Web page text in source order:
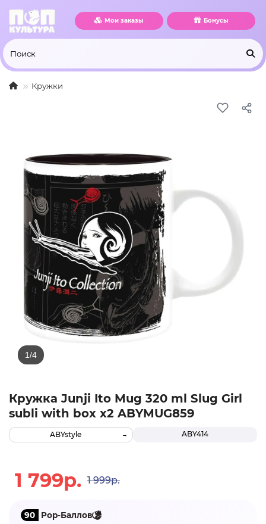
Мои заказы Бонусы
Кружки
Кружка Junji Ito Mug 320 ml Slug Girl
subli with box x2 ABYMUG859
ABY414
ABYstyle
1 799р. 1 999р.
90 Pop-Баллов